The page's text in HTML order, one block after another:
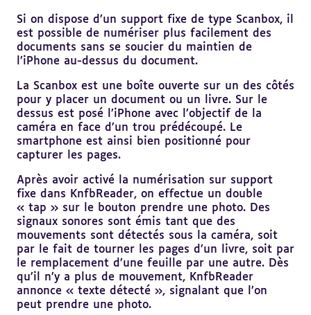
Si on dispose d’un support fixe de type Scanbox, il
est possible de numériser plus facilement des
documents sans se soucier du maintien de
l’iPhone au-dessus du document.
La Scanbox est une boîte ouverte sur un des côtés
pour y placer un document ou un livre. Sur le
dessus est posé l’iPhone avec l’objectif de la
caméra en face d’un trou prédécoupé. Le
smartphone est ainsi bien positionné pour
capturer les pages.
Après avoir activé la numérisation sur support
fixe dans KnfbReader, on effectue un double
« tap » sur le bouton prendre une photo. Des
signaux sonores sont émis tant que des
mouvements sont détectés sous la caméra, soit
par le fait de tourner les pages d’un livre, soit par
le remplacement d’une feuille par une autre. Dès
qu’il n’y a plus de mouvement, KnfbReader
annonce « texte détecté », signalant que l’on
peut prendre une photo.